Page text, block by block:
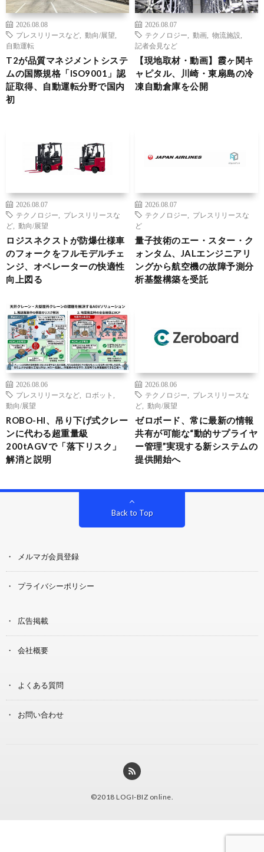
2026.08.08
プレスリリースなど
動向/展望
自動運転
T2が品質マネジメントシステ
ムの国際規格「ISO9001」認
証取得、自動運転分野で国内
初
2026.08.07
テクノロジー
動画 物流施設
記者会見など
【現地取材・動画】霞ヶ関キ
ャピタル、川崎・東扇島の冷
凍自動倉庫を公開
2026.08.07
テクノロジー
プレスリリースな
ど
動向/展望
ロジスネクストが防爆仕様車
のフォークをフルモデルチェ
ンジ、オペレーターの快適性
向上図る
2026.08.07
テクノロジー
プレスリリースな
ど
量子技術のエー・スター・ク
ォンタム、JALエンジニアリ
ングから航空機の故障予測分
析基盤構築を受託
2026.08.06
プレスリリースなど
ロボット
動向/展望
ROBO-HI、吊り下げ式クレー
ンに代わる超重量級
200tAGVで「落下リスク」
解消と説明
2026.08.06
テクノロジー
プレスリリースな
ど
動向/展望
ゼロボード、常に最新の情報
共有が可能な“動的サプライヤ
ー管理”実現する新システムの
提供開始へ
Back to Top
メルマガ会員登録
プライバシーポリシー
広告掲載
会社概要
よくある質問
お問い合わせ
©2018 LOGI-BIZ online